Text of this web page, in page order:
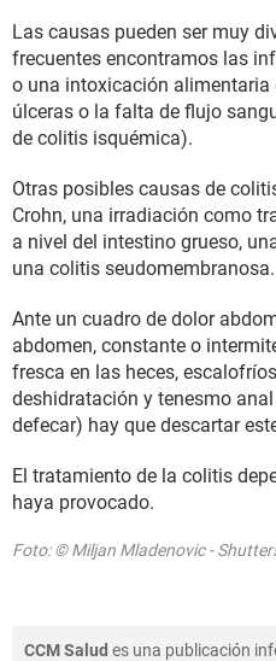
Las causas pueden ser muy
frecuentes encontramos las
o una intoxicación alimentaria
úlceras o la falta de flujo
de colitis isquémica).
Otras posibles causas de
Crohn, una irradiación como
a nivel del intestino grueso,
una colitis seudomembranosa.
Ante un cuadro de dolor
abdomen, constante o
fresca en las heces,
deshidratación y tenesmo
defecar) hay que descartar
El tratamiento de la colitis
haya provocado.
Foto: © Miljan Mladenovic -
CCM Salud es una publicación